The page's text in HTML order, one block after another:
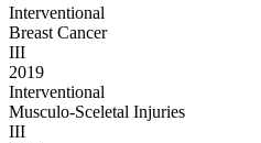
Interventional
Breast Cancer
III
2019
Interventional
Musculo-Sceletal Injuries
III